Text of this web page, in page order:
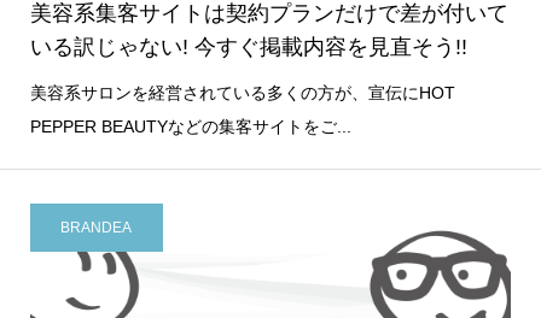
美容系集客サイトは契約プランだけで差が付いて
いる訳じゃない! 今すぐ掲載内容を見直そう!!
美容系サロンを経営されている多くの方が、宣伝にHOT
PEPPER BEAUTYなどの集客サイトをご...
BRANDEA